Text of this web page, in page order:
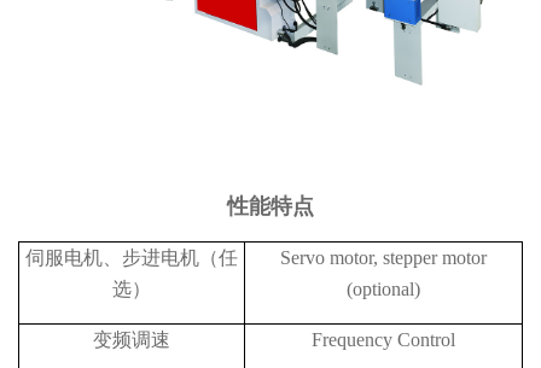
性能特点
伺服电机、步进电机（任
选）
Servo motor, stepper motor
(optional)
变频调速 Frequency Control